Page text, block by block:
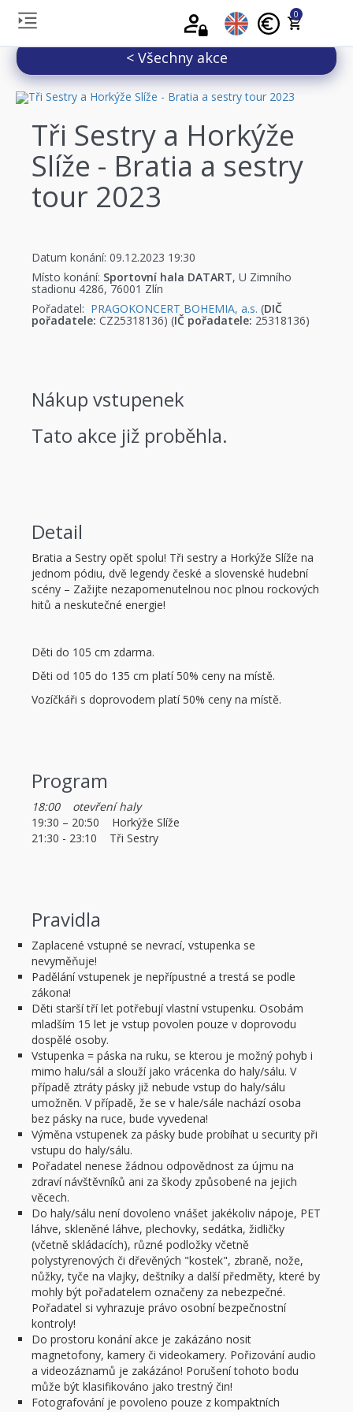
0
< Všechny akce
Tři Sestry a Horkýže
Slíže - Bratia a sestry
tour 2023
Datum konání: 09.12.2023 19:30
Místo konání: Sportovní hala DATART, U Zimního
stadionu 4286, 76001 Zlín
Pořadatel: PRAGOKONCERT BOHEMIA, a.s. (DIČ
pořadatele: CZ25318136) (IČ pořadatele: 25318136)
Nákup vstupenek
Tato akce již proběhla.
Detail
Bratia a Sestry opět spolu! Tři sestry a Horkýže Slíže na
jednom pódiu, dvě legendy české a slovenské hudební
scény – Zažijte nezapomenutelnou noc plnou rockových
hitů a neskutečné energie!
Děti do 105 cm zdarma.
Děti od 105 do 135 cm platí 50% ceny na místě.
Vozíčkáři s doprovodem platí 50% ceny na místě.
Program
18:00 otevření haly
19:30 – 20:50 Horkýže Slíže
21:30 - 23:10 Tři Sestry
Pravidla
Zaplacené vstupné se nevrací, vstupenka se
nevyměňuje!
Padělání vstupenek je nepřípustné a trestá se podle
zákona!
Děti starší tří let potřebují vlastní vstupenku. Osobám
mladším 15 let je vstup povolen pouze v doprovodu
dospělé osoby.
Vstupenka = páska na ruku, se kterou je možný pohyb i
mimo halu/sál a slouží jako vrácenka do haly/sálu. V
případě ztráty pásky již nebude vstup do haly/sálu
umožněn. V případě, že se v hale/sále nachází osoba
bez pásky na ruce, bude vyvedena!
Výměna vstupenek za pásky bude probíhat u security při
vstupu do haly/sálu.
Pořadatel nenese žádnou odpovědnost za újmu na
zdraví návštěvníků ani za škody způsobené na jejich
věcech.
Do haly/sálu není dovoleno vnášet jakékoliv nápoje, PET
láhve, skleněné láhve, plechovky, sedátka, židličky
(včetně skládacích), různé podložky včetně
polystyrenových či dřevěných "kostek", zbraně, nože,
nůžky, tyče na vlajky, deštníky a další předměty, které by
mohly být pořadatelem označeny za nebezpečné.
Pořadatel si vyhrazuje právo osobní bezpečnostní
kontroly!
Do prostoru konání akce je zakázáno nosit
magnetofony, kamery či videokamery. Pořizování audio
a videozáznamů je zakázáno! Porušení tohoto bodu
může být klasifikováno jako trestný čin!
Fotografování je povoleno pouze z kompaktních